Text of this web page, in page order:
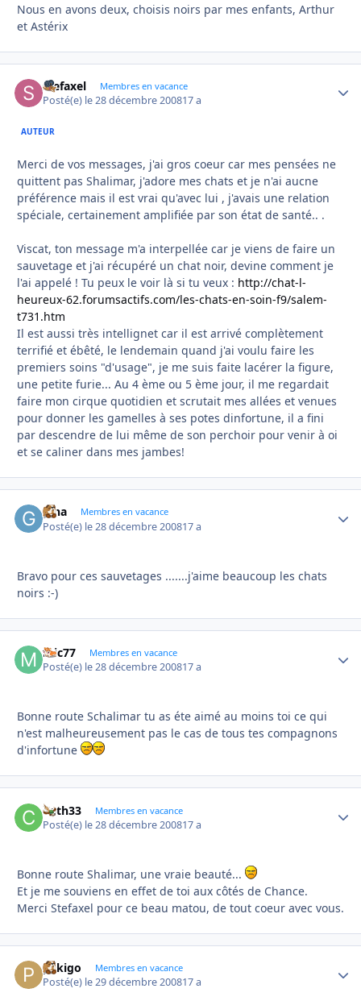
Nous en avons deux, choisis noirs par mes enfants, Arthur
et Astérix
stefaxel Membres en vacance
Posté(e) le 28 décembre 200817 a
AUTEUR
Merci de vos messages, j'ai gros coeur car mes pensées ne
quittent pas Shalimar, j'adore mes chats et je n'ai aucne
préférence mais il est vrai qu'avec lui , j'avais une relation
spéciale, certainement amplifiée par son état de santé.. .
Viscat, ton message m'a interpellée car je viens de faire un
sauvetage et j'ai récupéré un chat noir, devine comment je
l'ai appelé ! Tu peux le voir là si tu veux : http://chat-l-
heureux-62.forumsactifs.com/les-chats-en-soin-f9/salem-
t731.htm
Il est aussi très intellignet car il est arrivé complètement
terrifié et ébêté, le lendemain quand j'ai voulu faire les
premiers soins "d'usage", je me suis faite lacérer la figure,
une petite furie... Au 4 ème ou 5 ème jour, il me regardait
faire mon cirque quotidien et scrutait mes allées et venues
pour donner les gamelles à ses potes dinfortune, il a fini
par descendre de lui même de son perchoir pour venir à oi
et se caliner dans mes jambes!
gina Membres en vacance
Posté(e) le 28 décembre 200817 a
Bravo pour ces sauvetages .......j'aime beaucoup les chats
noirs :-)
mic77 Membres en vacance
Posté(e) le 28 décembre 200817 a
Bonne route Schalimar tu as éte aimé au moins toi ce qui
n'est malheureusement pas le cas de tous tes compagnons
d'infortune
Cath33 Membres en vacance
Posté(e) le 28 décembre 200817 a
Bonne route Shalimar, une vraie beauté...
Et je me souviens en effet de toi aux côtés de Chance.
Merci Stefaxel pour ce beau matou, de tout coeur avec vous.
pekigo Membres en vacance
Posté(e) le 29 décembre 200817 a